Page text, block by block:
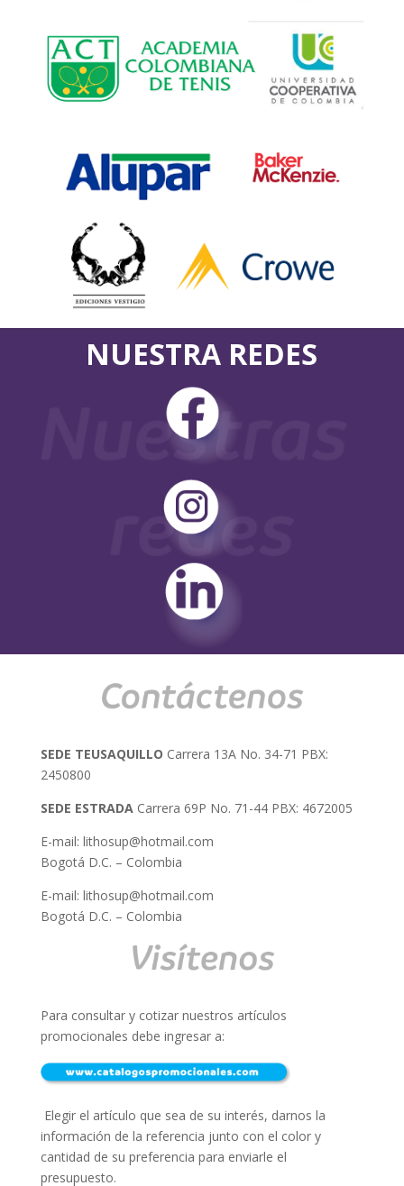
NUESTRA REDES
SEDE TEUSAQUILLO Carrera 13A No. 34-71 PBX:
2450800
SEDE ESTRADA Carrera 69P No. 71-44 PBX: 4672005
E-mail: lithosup@hotmail.com
Bogotá D.C. – Colombia
E-mail: lithosup@hotmail.com
Bogotá D.C. – Colombia
Para consultar y cotizar nuestros artículos
promocionales debe ingresar a:
Elegir el artículo que sea de su interés, darnos la
información de la referencia junto con el color y
cantidad de su preferencia para enviarle el
presupuesto.